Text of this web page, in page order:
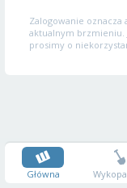
Zalogowanie oznacza
aktualnym brzmieniu.
prosimy o
Główna